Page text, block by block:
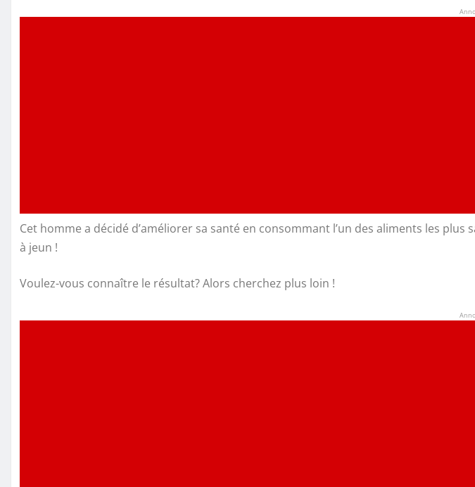
Cet homme a décidé d’améliorer sa santé en consommant l’un des aliments les plus
à jeun !
Voulez-vous connaître le résultat? Alors cherchez plus loin !